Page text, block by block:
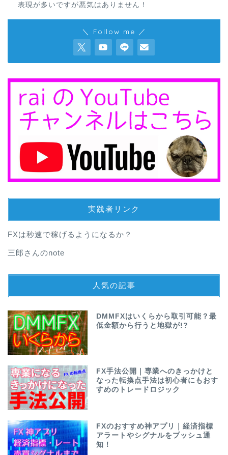
表現が多いですが悪気はありません！
＼ Follow me ／
実践者リンク
FXは秒速で稼げるようになるか？
三郎さんのnote
人気の記事
DMMFXはいくらから取引可能？最
低金額から行うと地獄が!?
FX手法公開｜専業へのきっかけと
なった転換点手法は初心者にもおす
すめのトレードロジック
FXのおすすめ神アプリ｜経済指標
アラートやシグナルをプッシュ通
知！